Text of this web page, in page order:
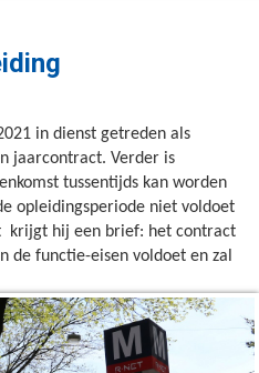
in dienst getreden als
jaarcontract. Verder is
tussentijds kan worden
opleidingsperiode niet voldoet
krijgt hij een brief: het contract
de functie-eisen voldoet en zal